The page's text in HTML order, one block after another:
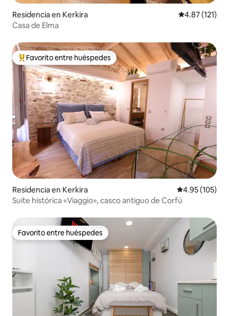
Residencia en Kerkira Calificación
4.87 (121)
Casa de Elma
De los mejores en Favorito entre huéspedes
Favorito entre huéspedes
Residencia en Kerkira Calificación
4.95 (105)
Suite histórica «Viaggio», casco antiguo de Corfú
Favorito entre huéspedes
Favorito entre huéspedes